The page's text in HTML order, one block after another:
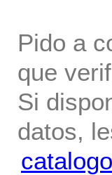
Pido a
que
Si
datos,